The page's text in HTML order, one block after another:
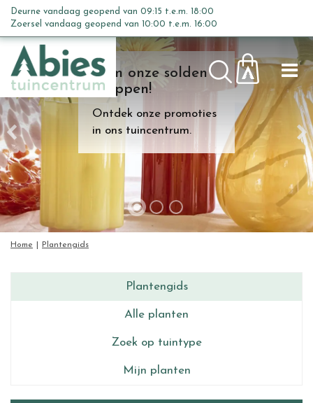
n
c
o
n
t
e
n
t
Kom onze solden
shoppen!
Ontdek onze promoties
in ons tuincentrum.
Home Plantengids
Deurne vandaag geopend van 09:15 t.e.m. 18:00
Zoersel vandaag geopend van 10:00 t.e.m. 16:00
Plantengids
Alle planten
Zoek op tuintype
Mijn planten